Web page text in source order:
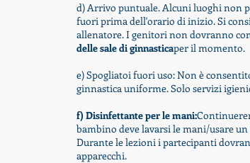
d) Arrivo puntuale. Alcuni luoghi non
fuori prima dell'orario di inizio. Si
allenatore. I genitori non dovranno
delle sale di ginnasticaper il momento.
e) Spogliatoi fuori uso: Non è
ginnasticauniforme. Solo servizi
f) Disinfettante per le mani:
bambino deve lavarsi le mani/usare
Durante le lezioni i partecipanti
apparecchi.